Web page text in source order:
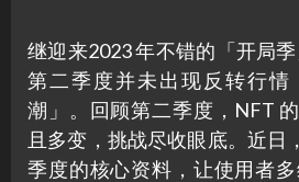
继迎来2023 年不错的「开局
第二季度并未出现反转行情
潮」。回顾第二季度，NFT
且多变，挑战尽收眼底。近日
季度的核心资料，让使用者